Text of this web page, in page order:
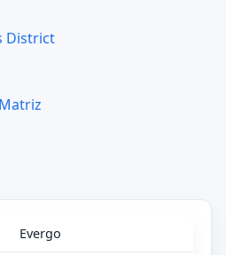
District
Evergo